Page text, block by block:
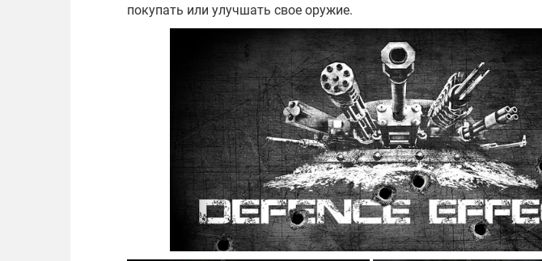
покупать или улучшать свое оружие.